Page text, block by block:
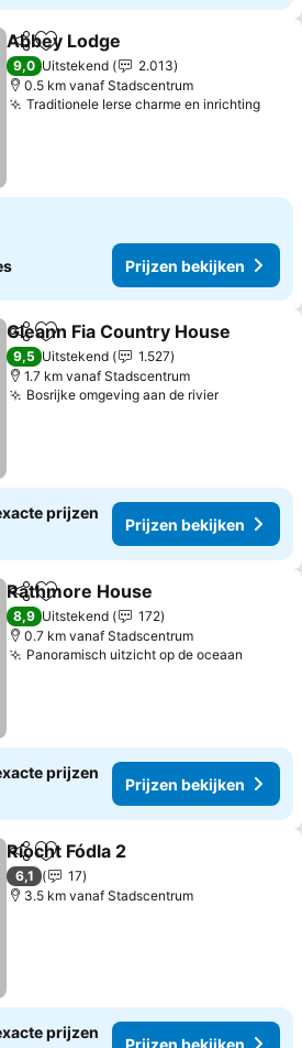
DelenToevoegen aan favorieten
Abbey Lodge
9,0 Uitstekend
2.013
0.5 km vanaf Stadscentrum
Traditionele Ierse charme en inrichting
Prijzen bekijken
DelenToevoegen aan favorieten
Gleann Fia Country House
9,5 Uitstekend
1.527
1.7 km vanaf Stadscentrum
Bosrijke omgeving aan de rivier
prijzen
Prijzen bekijken
DelenToevoegen aan favorieten
Rathmore House
8,9 Uitstekend
172
0.7 km vanaf Stadscentrum
Panoramisch uitzicht op de oceaan
prijzen
Prijzen bekijken
DelenToevoegen aan favorieten
Ríocht Fódla 2
6,1
17
3.5 km vanaf Stadscentrum
prijzen
Prijzen bekijken